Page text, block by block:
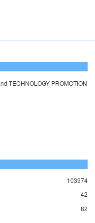
TECHNOLOGY PROMOTION
103974
42
82